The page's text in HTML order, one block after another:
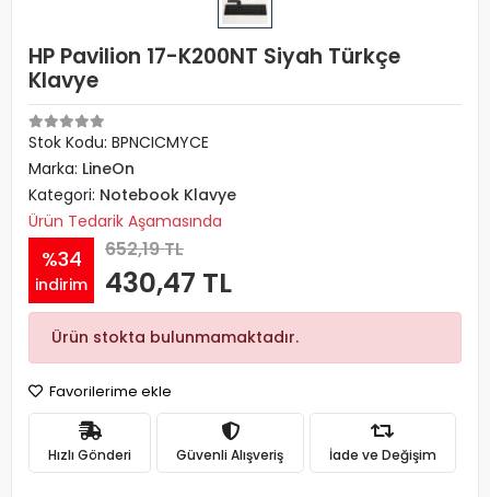
HP Pavilion 17-K200NT Siyah Türkçe
Klavye
Stok Kodu: BPNCICMYCE
Marka: LineOn
Kategori: Notebook Klavye
Ürün Tedarik Aşamasında
%34
indirim
652,19 TL
430,47 TL
Ürün stokta bulunmamaktadır.
Favorilerime ekle
Hızlı Gönderi Güvenli Alışveriş İade ve Değişim